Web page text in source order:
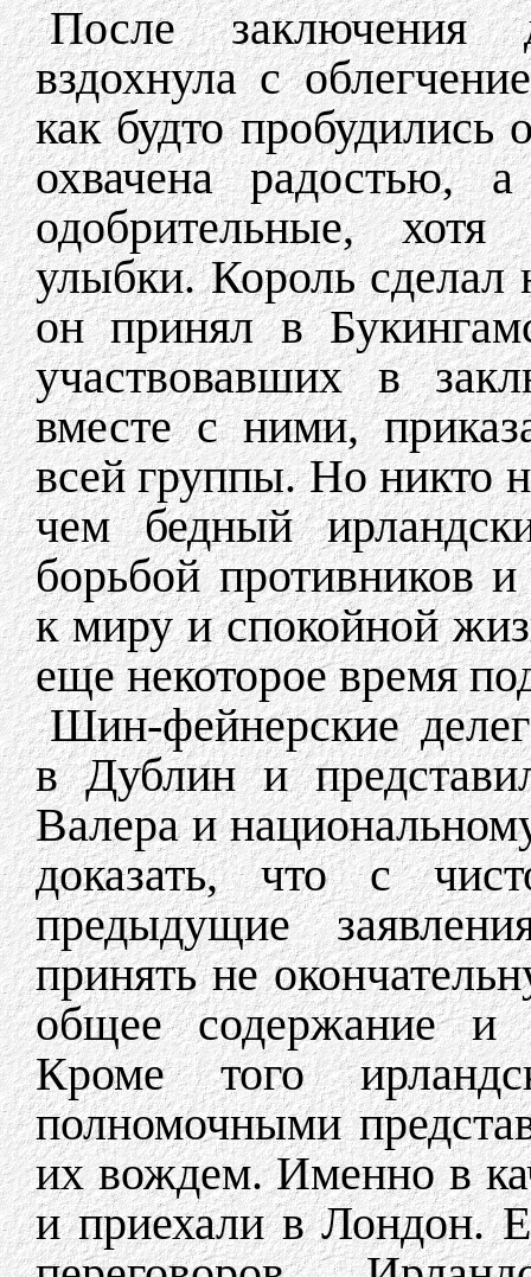
После заключения
вздохнула с
как будто
охвачена радостью,
одобрительные, хотя
улыбки. Король
он принял в
участвовавших в
вместе с ними,
всей группы. Но никто
чем бедный
борьбой противников
к миру и спокойной
еще некоторое время
Шин-фейнерские
в Дублин и
Валера и
доказать, что с
предыдущие
принять не
общее содержание и
Кроме того
полномочными
их вождем. Именно в
и приехали в Лондон.